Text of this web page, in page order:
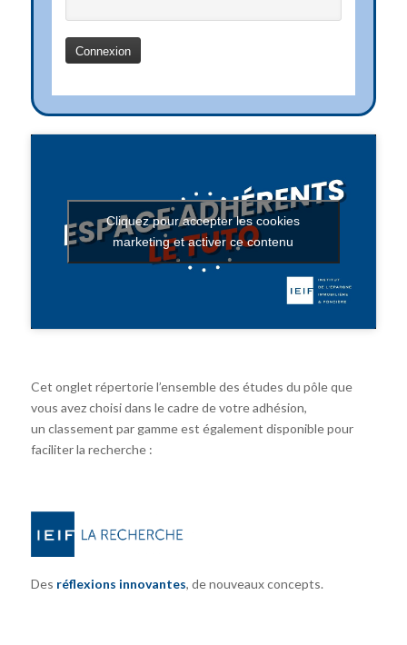
Cliquez pour accepter les cookies
marketing et activer ce contenu
Cet onglet répertorie l’ensemble des études du pôle que
vous avez choisi dans le cadre de votre adhésion,
un classement par gamme est également disponible pour
faciliter la recherche :
Des réflexions innovantes, de nouveaux concepts.